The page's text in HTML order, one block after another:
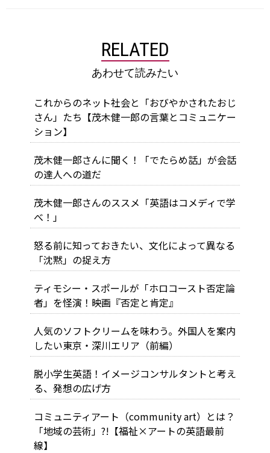
RELATED
あわせて読みたい
これからのネット社会と「おびやかされたおじ
さん」たち【茂木健一郎の言葉とコミュニケー
ション】
茂木健一郎さんに聞く！「でたらめ話」が会話
の達人への道だ
茂木健一郎さんのススメ「英語はコメディで学
べ！」
怒る前に知っておきたい、文化によって異なる
「沈黙」の捉え方
ティモシー・スポールが「ホロコースト否定論
者」を怪演！映画『否定と肯定』
人気のソフトクリームを味わう。外国人を案内
したい東京・深川エリア（前編）
脱小学生英語！イメージコンサルタントと考え
る、発想の広げ方
コミュニティアート（community art）とは？
「地域の芸術」?!【福祉×アートの英語最前
線】